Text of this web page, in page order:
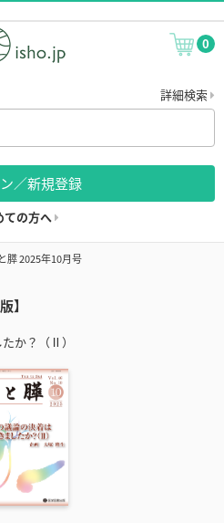
0
詳細検索
／新規登録
ての方へ
膵 2025年10月号
】
か？（Ⅱ）